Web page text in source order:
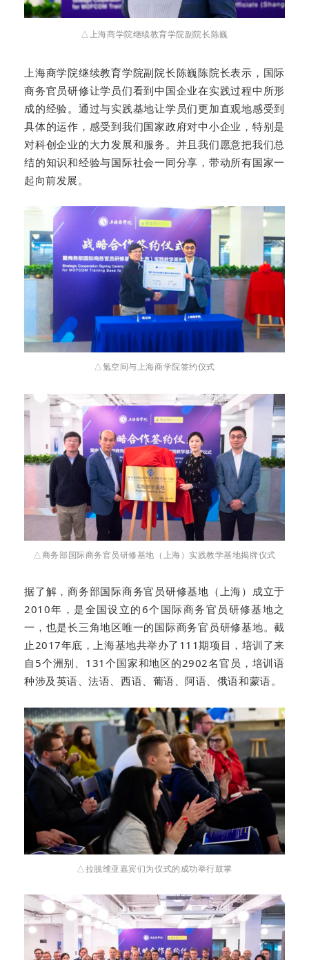
△上海商学院继续教育学院副院长陈巍
上海商学院继续教育学院副院长陈巍陈院长表示，国际
商务官员研修让学员们看到中国企业在实践过程中所形
成的经验。通过与实践基地让学员们更加直观地感受到
具体的运作，感受到我们国家政府对中小企业，特别是
对科创企业的大力发展和服务。并且我们愿意把我们总
结的知识和经验与国际社会一同分享，带动所有国家一
起向前发展。
△氪空间与上海商学院签约仪式
△商务部国际商务官员研修基地（上海）实践教学基地揭牌仪式
据了解，商务部国际商务官员研修基地（上海）成立于
2010年，是全国设立的6个国际商务官员研修基地之
一，也是长三角地区唯一的国际商务官员研修基地。截
止2017年底，上海基地共举办了111期项目，培训了来
自5个洲别、131个国家和地区的2902名官员，培训语
种涉及英语、法语、西语、葡语、阿语、俄语和蒙语。
△拉脱维亚嘉宾们为仪式的成功举行鼓掌